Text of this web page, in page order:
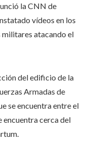
la CNN de
vídeos en los
militares atacando el
del edificio de la
Armadas de
se encuentra entre el
encuentra cerca del